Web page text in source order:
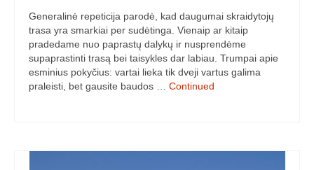
Generalinė repeticija parodė, kad daugumai skraidytojų
trasa yra smarkiai per sudėtinga. Vienaip ar kitaip
pradedame nuo paprastų dalykų ir nusprendėme
supaprastinti trasą bei taisykles dar labiau. Trumpai apie
esminius pokyčius: vartai lieka tik dveji vartus galima
praleisti, bet gausite baudos … Continued